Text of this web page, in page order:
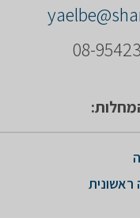
מכון המטולוגי טלפון 08-9542365
ראשונית